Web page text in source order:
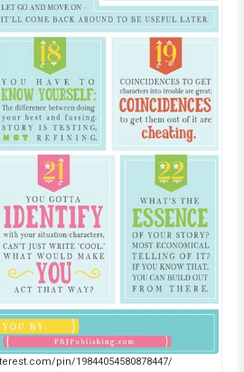
pin/19844054580878447/